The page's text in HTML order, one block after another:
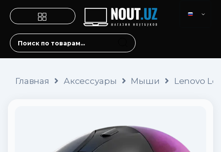
Главная Аксессуары Мыши Lenovo